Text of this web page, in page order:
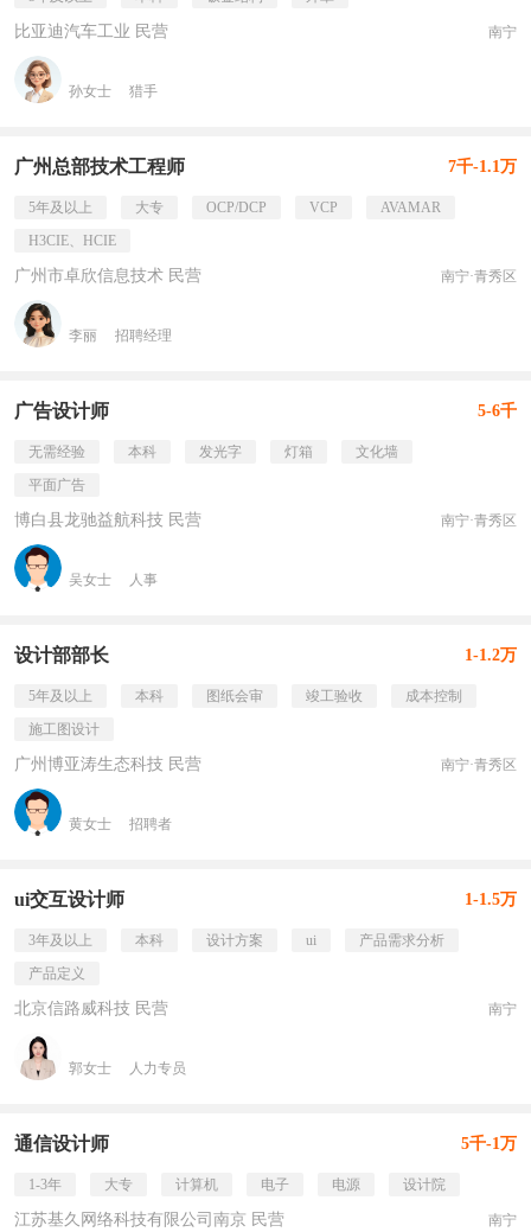
比亚迪汽车工业 民营 南宁
孙女士 猎手
广州总部技术工程师 7千-1.1万
5年及以上 大专 OCP/DCP VCP
AVAMAR
H3CIE、HCIE
广州市卓欣信息技术 民营 南宁·青秀区
李丽 招聘经理
广告设计师 5-6千
无需经验 本科 发光字 灯箱
文化墙
平面广告
博白县龙驰益航科技 民营 南宁·青秀区
吴女士 人事
设计部部长 1-1.2万
5年及以上 本科 图纸会审 竣工验收
成本控制
施工图设计
广州博亚涛生态科技 民营 南宁·青秀区
黄女士 招聘者
ui交互设计师 1-1.5万
3年及以上 本科 设计方案 ui
产品需求分析
产品定义
北京信路威科技 民营 南宁
郭女士 人力专员
通信设计师 5千-1万
1-3年 大专 计算机 电子 电源 设计院
江苏基久网络科技有限公司南京 民营 南宁